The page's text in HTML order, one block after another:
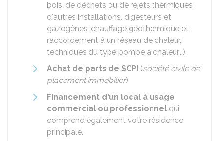
bois, de déchets ou de rejets thermiques
d'autres installations, digesteurs et
gazogènes, chauffage géothermique et
raccordement à un réseau de chaleur,
techniques du type pompe à chaleur...).
Achat de parts de SCPI (société civile de
placement immobilier)
Financement d'un local à usage
commercial ou professionnel qui
comprend également votre résidence
principale.